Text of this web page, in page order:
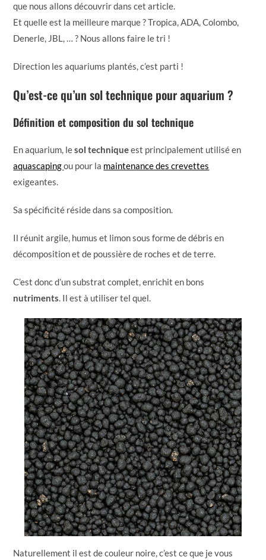
que nous allons découvrir dans cet article.
Et quelle est la meilleure marque ? Tropica, ADA, Colombo,
Denerle, JBL, … ? Nous allons faire le tri !
Direction les aquariums plantés, c’est parti !
Qu’est-ce qu’un sol technique pour aquarium ?
Définition et composition du sol technique
En aquarium, lesol techniqueest principalement utilisé en
aquascapingou pour la maintenance des crevettes
exigeantes.
Sa spécificité réside dans sa composition.
Il réunit argile, humus et limon sous forme de débris en
décomposition et de poussière de roches et de terre.
C’est donc d’un substrat complet, enrichit en bons
nutriments. Il est à utiliser tel quel.
Naturellement il est de couleur noire, c’est ce que je vous